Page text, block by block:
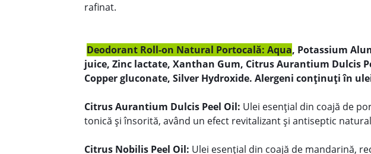
rafinat.
Deodorant Roll-on Natural Portocală: Aqua, Potassium
juice, Zinc lactate, Xanthan Gum, Citrus Aurantium Dulcis
Copper gluconate, Silver Hydroxide. Alergeni conținuți în
Citrus Aurantium Dulcis Peel Oil: Ulei esențial din coajă de
tonică și însorită, având un efect revitalizant și antiseptic
Citrus Nobilis Peel Oil: Ulei esențial din coajă de mandarină,